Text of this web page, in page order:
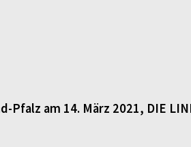
am 14. März 2021, DIE